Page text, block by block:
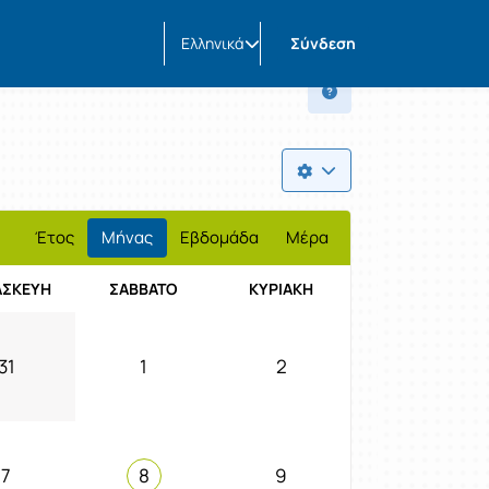
Ελληνικά Σύνδεση
Έτος Μήνας Εβδομάδα Μέρα
ΣΆΒΒΑΤΟ ΚΥΡΙΑΚΉ
1 2
7 8 9